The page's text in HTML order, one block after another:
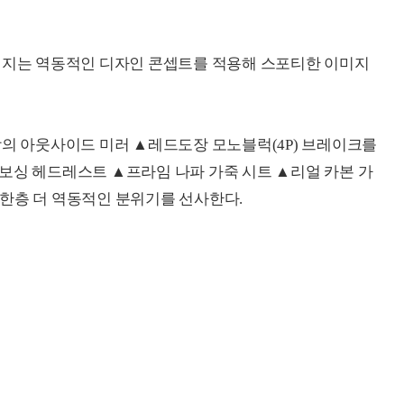
는 역동적인 디자인 콘셉트를 적용해 스포티한 이미지
아웃사이드 미러 ▲레드도장 모노블럭(4P) 브레이크를
싱 헤드레스트 ▲프라임 나파 가죽 시트 ▲리얼 카본 가
층 더 역동적인 분위기를 선사한다.